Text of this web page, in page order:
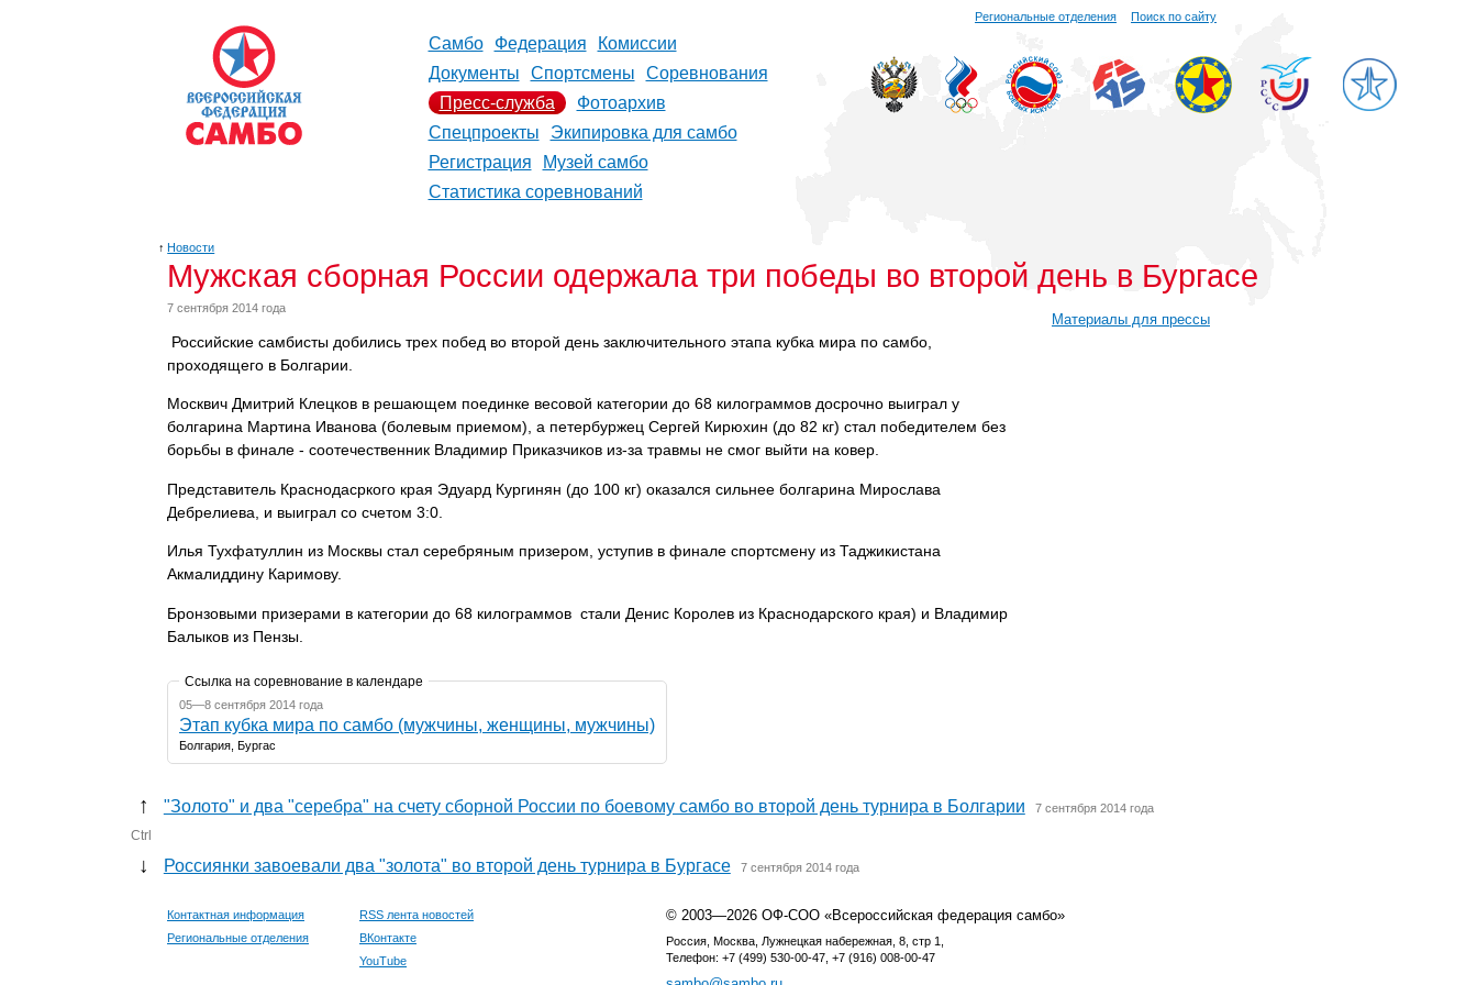
Региональные отделения Поиск по сайту
Самбо Федерация
Комиссии
Документы
Спортсмены
Соревнования
Пресс-служба
Фотоархив
Спецпроекты
Экипировка для самбо
Регистрация
Музей самбо
Статистика соревнований
↑ Новости
Мужская сборная России одержала три победы во второй день в Бургасе
7 сентября 2014 года
Российские самбисты добились трех побед во второй день заключительного этапа кубка мира по самбо,
проходящего в Болгарии.
Москвич Дмитрий Клецков в решающем поединке весовой категории до 68 килограммов досрочно выиграл у
болгарина Мартина Иванова (болевым приемом), а петербуржец Сергей Кирюхин (до 82 кг) стал победителем без
борьбы в финале - соотечественник Владимир Приказчиков из-за травмы не смог выйти на ковер.
Представитель Краснодасркого края Эдуард Кургинян (до 100 кг) оказался сильнее болгарина Мирослава
Дебрелиева, и выиграл со счетом 3:0.
Илья Тухфатуллин из Москвы стал серебряным призером, уступив в финале спортсмену из Таджикистана
Акмалиддину Каримову.
Бронзовыми призерами в категории до 68 килограммов стали Денис Королев из Краснодарского края) и Владимир
Балыков из Пензы.
Ссылка на соревнование в календаре
05—8 сентября 2014 года
Этап кубка мира по самбо (мужчины, женщины, мужчины)
Болгария, Бургас
↑ "Золото" и два "серебра" на счету сборной России по боевому самбо во второй день турнира в Болгарии 7 сентября 2014 года
Ctrl
↓ Россиянки завоевали два "золота" во второй день турнира в Бургасе 7 сентября 2014 года
Материалы для прессы
Контактная информация
Региональные отделения
RSS лента новостей
ВКонтакте
YouTube
© 2003—2026 ОФ-СОО «Всероссийская федерация самбо»
Россия, Москва, Лужнецкая набережная, 8, стр 1,
Телефон: +7 (499) 530-00-47, +7 (916) 008-00-47